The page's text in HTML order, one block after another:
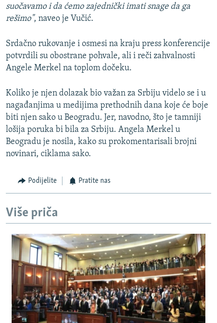
s
l
j
a
j
suočavamo i da ćemo zajednički imati snage da ga
rešimo", naveo je Vučić.
Srdačno rukovanje i osmesi na kraju press konferencije
potvrdili su obostrane pohvale, ali i reči zahvalnosti
Angele Merkel na toplom dočeku.
Koliko je njen dolazak bio važan za Srbiju videlo se i u
nagađanjima u medijima prethodnih dana koje će boje
biti njen sako u Beogradu. Jer, navodno, što je tamniji
lošija poruka bi bila za Srbiju. Angela Merkel u
Beogradu je nosila, kako su prokomentarisali brojni
novinari, ciklama sako.
Podijelite Pratite nas
Više priča